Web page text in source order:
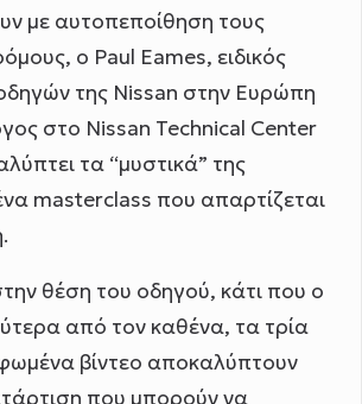
με αυτοπεποίθηση τους
ο Paul Eames, ειδικός
της Nissan στην Ευρώπη
στο Nissan Technical Center
τα “μυστικά” της
masterclass που απαρτίζεται
θέση του οδηγού, κάτι που ο
από τον καθένα, τα τρία
βίντεο αποκαλύπτουν
που μπορούν να